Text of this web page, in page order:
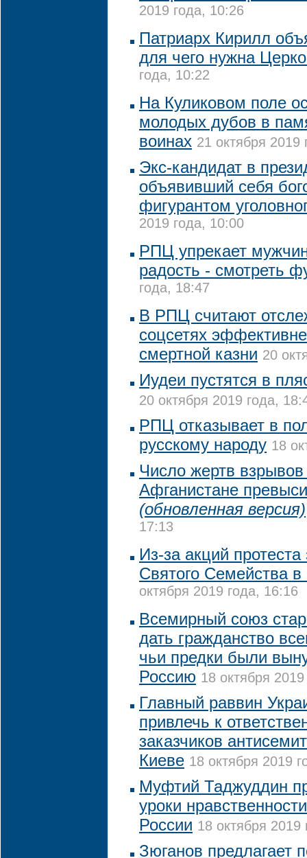
2019 года, 10:26
Патриарх Кирилл
для чего нужна
года, 10:22
На Куликовом поле
молодых дубов в
воинах 21 октября 2019
Экс-кандидат в
объявивший себя
фигурантом
2019 года, 10:00
РПЦ упрекает
радость - смотреть
года, 18:47
В РПЦ считают
соцсетях
смертной казни 20
Иудеи пустятся в
20 октября 2019 года,
РПЦ отказывает в
русскому народу 18
Число жертв
Афганистане
(обновленная версия)
17:13
Из-за акций
Святого Семейства
октября 2019 года, 16:16
Всемирный союз
дать гражданство
чьи предки были
Россию 18 октября
Главный раввин
привлечь к
заказчиков
Киеве 18 октября 2019
Муфтий Таджуддин
уроки
России 18 октября 2019
Зюганов предлагает